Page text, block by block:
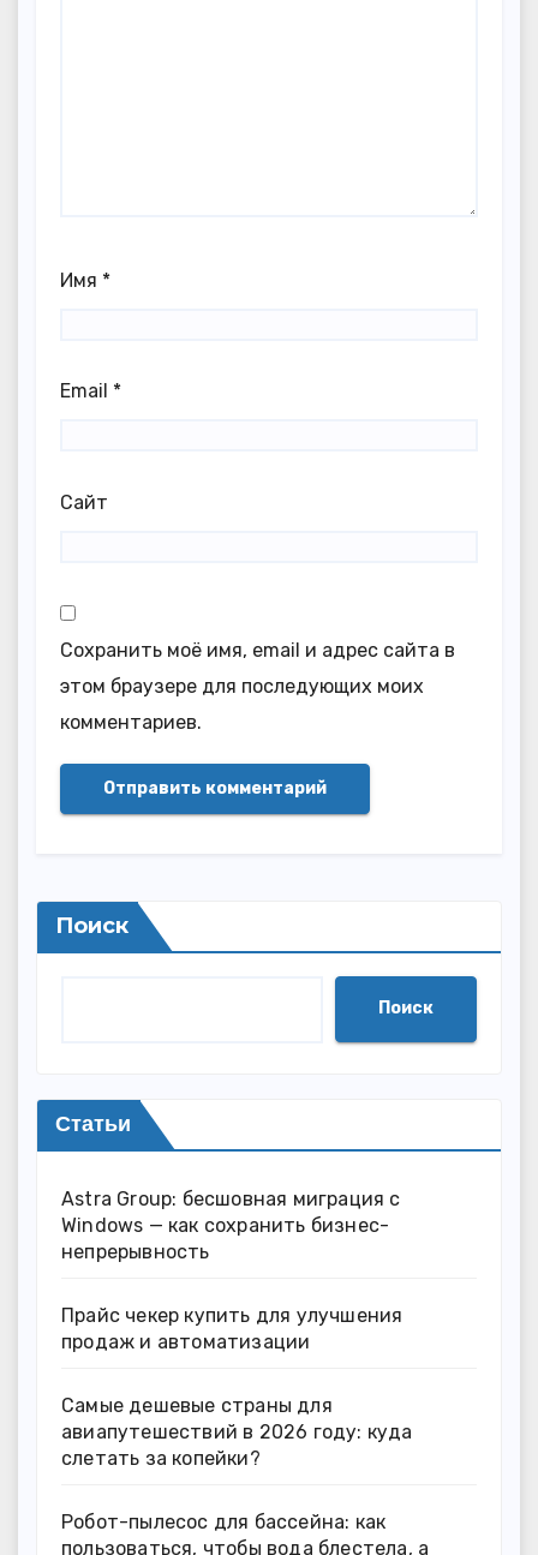
Имя *
Email *
Сайт
Сохранить моё имя, email и адрес сайта в
этом браузере для последующих моих
комментариев.
Поиск
Поиск
Статьи
Astra Group: бесшовная миграция с
Windows — как сохранить бизнес-
непрерывность
Прайс чекер купить для улучшения
продаж и автоматизации
Самые дешевые страны для
авиапутешествий в 2026 году: куда
слетать за копейки?
Робот-пылесос для бассейна: как
пользоваться, чтобы вода блестела, а